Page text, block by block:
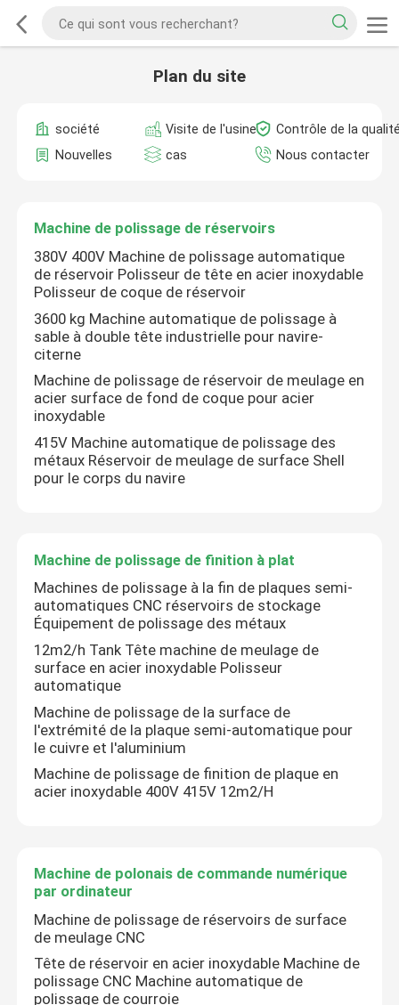
Plan du site
société Visite de l'usine
Contrôle de la
Nouvelles
cas Nous contacter
Machine de polissage de réservoirs
380V 400V Machine de polissage automatique
de réservoir Polisseur de tête en acier inoxydable
Polisseur de coque de réservoir
3600 kg Machine automatique de polissage à
sable à double tête industrielle pour navire-
citerne
Machine de polissage de réservoir de meulage en
acier surface de fond de coque pour acier
inoxydable
415V Machine automatique de polissage des
métaux Réservoir de meulage de surface Shell
pour le corps du navire
Machine de polissage de finition à plat
Machines de polissage à la fin de plaques semi-
automatiques CNC réservoirs de stockage
Équipement de polissage des métaux
12m2/h Tank Tête machine de meulage de
surface en acier inoxydable Polisseur
automatique
Machine de polissage de la surface de
l'extrémité de la plaque semi-automatique pour
le cuivre et l'aluminium
Machine de polissage de finition de plaque en
acier inoxydable 400V 415V 12m2/H
Machine de polonais de commande numérique
par ordinateur
Machine de polissage de réservoirs de surface
de meulage CNC
Tête de réservoir en acier inoxydable Machine de
polissage CNC Machine automatique de
polissage de courroie